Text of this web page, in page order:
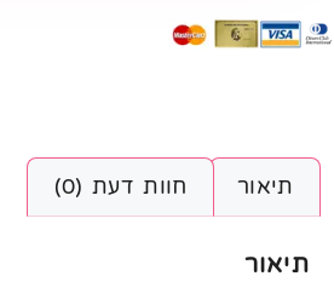
תיאור חוות דעת (0)
תיאור